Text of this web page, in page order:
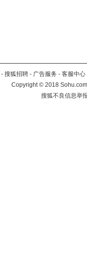
- 搜狐招聘 - 广告服务 - 客服中心
Copyright©2018
搜狐不良信息举